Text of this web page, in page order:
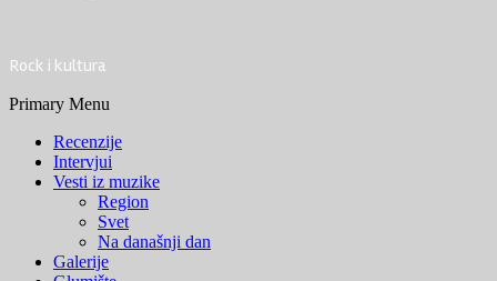
Rock i kultura
Primary Menu
Recenzije
Intervjui
Vesti iz muzike
Region
Svet
Na današnji dan
Galerije